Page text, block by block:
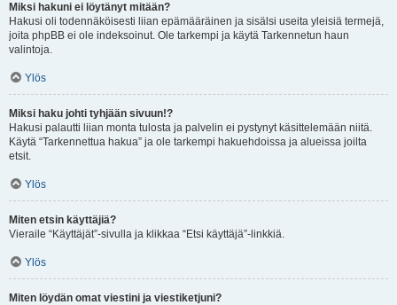
Miksi hakuni ei löytänyt mitään?
Hakusi oli todennäköisesti liian epämääräinen ja sisälsi useita yleisiä termejä,
joita phpBB ei ole indeksoinut. Ole tarkempi ja käytä Tarkennetun haun
valintoja.
Ylös
Miksi haku johti tyhjään sivuun!?
Hakusi palautti liian monta tulosta ja palvelin ei pystynyt käsittelemään niitä.
Käytä “Tarkennettua hakua” ja ole tarkempi hakuehdoissa ja alueissa joilta
etsit.
Ylös
Miten etsin käyttäjiä?
Vieraile “Käyttäjät”-sivulla ja klikkaa “Etsi käyttäjä”-linkkiä.
Ylös
Miten löydän omat viestini ja viestiketjuni?